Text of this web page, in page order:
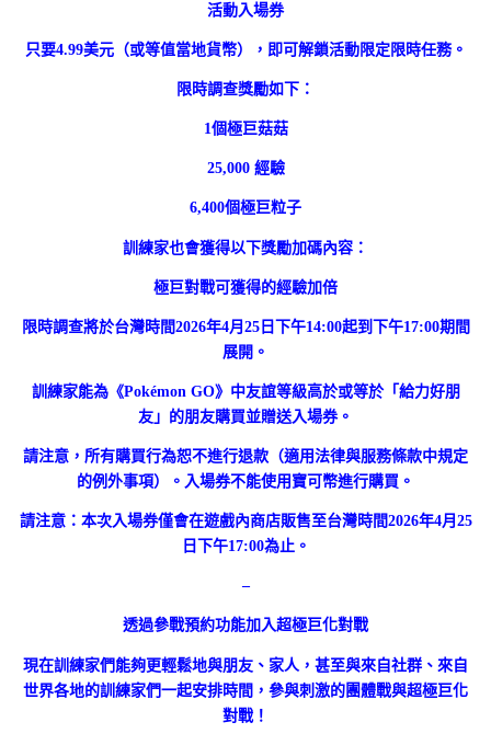
活動入場券
只要4.99美元（或等值當地貨幣），即可解鎖活動限定限時任務。
限時調查獎勵如下：
1個極巨菇菇
25,000 經驗
6,400個極巨粒子
訓練家也會獲得以下獎勵加碼內容：
極巨對戰可獲得的經驗加倍
限時調查將於台灣時間2026年4月25日下午14:00起到下午17:00期間
展開。
訓練家能為《Pokémon GO》中友誼等級高於或等於「給力好朋
友」的朋友購買並贈送入場券。
請注意，所有購買行為恕不進行退款（適用法律與服務條款中規定
的例外事項）。入場券不能使用寶可幣進行購買。
請注意：本次入場券僅會在遊戲內商店販售至台灣時間2026年4月25
日下午17:00為止。
–
透過參戰預約功能加入超極巨化對戰
現在訓練家們能夠更輕鬆地與朋友、家人，甚至與來自社群、來自
世界各地的訓練家們一起安排時間，參與刺激的團體戰與超極巨化
對戰！